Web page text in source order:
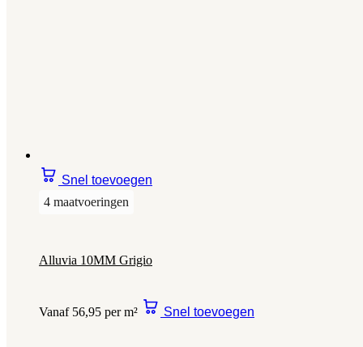
Snel toevoegen
4 maatvoeringen
Alluvia 10MM Grigio
Vanaf 56,95 per m² Snel toevoegen